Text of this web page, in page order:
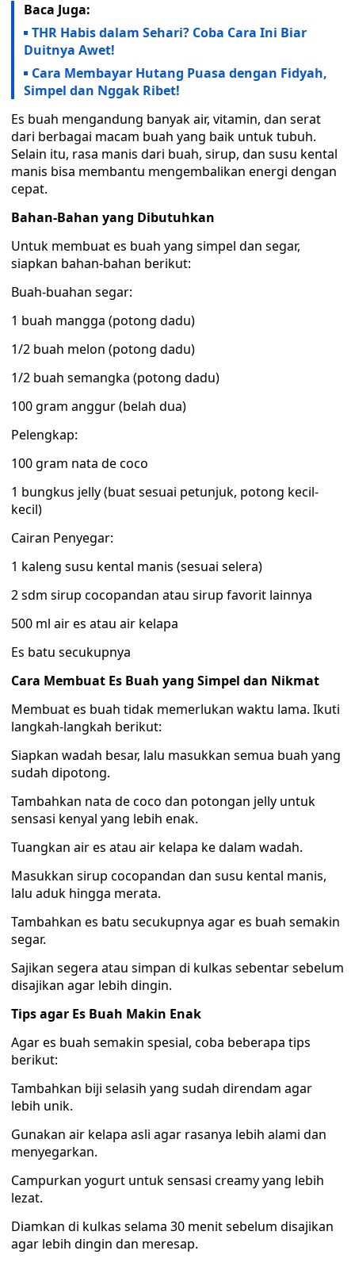
Baca Juga:
THR Habis dalam Sehari? Coba Cara Ini Biar
Duitnya Awet!
Cara Membayar Hutang Puasa dengan Fidyah,
Simpel dan Nggak Ribet!
Es buah mengandung banyak air, vitamin, dan serat
dari berbagai macam buah yang baik untuk tubuh.
Selain itu, rasa manis dari buah, sirup, dan susu kental
manis bisa membantu mengembalikan energi dengan
cepat.
Bahan-Bahan yang Dibutuhkan
Untuk membuat es buah yang simpel dan segar,
siapkan bahan-bahan berikut:
Buah-buahan segar:
1 buah mangga (potong dadu)
1/2 buah melon (potong dadu)
1/2 buah semangka (potong dadu)
100 gram anggur (belah dua)
Pelengkap:
100 gram nata de coco
1 bungkus jelly (buat sesuai petunjuk, potong kecil-
kecil)
Cairan Penyegar:
1 kaleng susu kental manis (sesuai selera)
2 sdm sirup cocopandan atau sirup favorit lainnya
500 ml air es atau air kelapa
Es batu secukupnya
Cara Membuat Es Buah yang Simpel dan Nikmat
Membuat es buah tidak memerlukan waktu lama. Ikuti
langkah-langkah berikut:
Siapkan wadah besar, lalu masukkan semua buah yang
sudah dipotong.
Tambahkan nata de coco dan potongan jelly untuk
sensasi kenyal yang lebih enak.
Tuangkan air es atau air kelapa ke dalam wadah.
Masukkan sirup cocopandan dan susu kental manis,
lalu aduk hingga merata.
Tambahkan es batu secukupnya agar es buah semakin
segar.
Sajikan segera atau simpan di kulkas sebentar sebelum
disajikan agar lebih dingin.
Tips agar Es Buah Makin Enak
Agar es buah semakin spesial, coba beberapa tips
berikut:
Tambahkan biji selasih yang sudah direndam agar
lebih unik.
Gunakan air kelapa asli agar rasanya lebih alami dan
menyegarkan.
Campurkan yogurt untuk sensasi creamy yang lebih
lezat.
Diamkan di kulkas selama 30 menit sebelum disajikan
agar lebih dingin dan meresap.